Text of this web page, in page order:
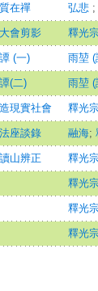
在禪 弘悲 ;
會剪影 釋光
(一) 雨堃 (
(二) 雨堃 (
現實社會 釋光
座談錄 融海;
山辨正 釋光
釋光
釋光
釋光